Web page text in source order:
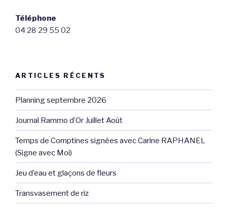
Téléphone
04 28 29 55 02
ARTICLES RÉCENTS
Planning septembre 2026
Journal Rammo d’Or Juillet Août
Temps de Comptines signées avec Carine RAPHANEL
(Signe avec Moi)
Jeu d’eau et glaçons de fleurs
Transvasement de riz